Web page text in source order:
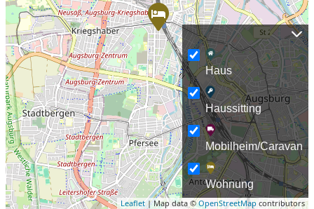
Leaflet| Map data ©OpenStreetMap contributors
Haus
Haussitting
Mobilheim/Caravan
Wohnung